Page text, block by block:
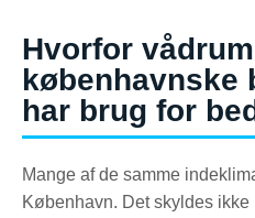
Hvorfor
københavnske
har brug for
Mange af de samme
København. Det skyldes